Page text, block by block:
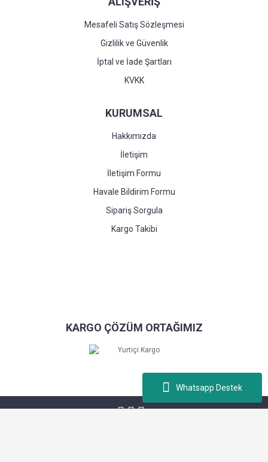
Whatsapp Destek
Mesafeli Satış Sözleşmesi
Gizlilik ve Güvenlik
İptal ve İade Şartları
KVKK
KURUMSAL
Hakkımızda
İletişim
İletişim Formu
Havale Bildirim Formu
Sipariş Sorgula
Kargo Takibi
KARGO ÇÖZÜM ORTAĞIMIZ